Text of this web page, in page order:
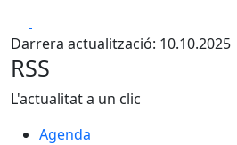
Darrera actualització: 10.10.2025
RSS
L'actualitat a un clic
Agenda